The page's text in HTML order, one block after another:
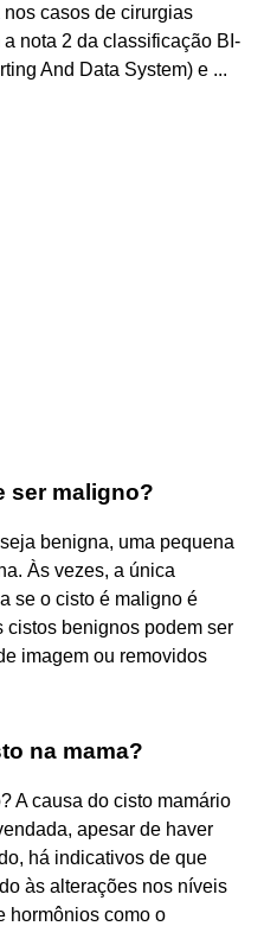
casos de cirurgias
nota 2 da classificação BI-
And Data System) e ...
ser maligno?
benigna, uma pequena
Às vezes, a única
se o cisto é maligno é
cistos benignos podem ser
imagem ou removidos
na mama?
A causa do cisto mamário
apesar de haver
há indicativos de que
às alterações nos níveis
hormônios como o